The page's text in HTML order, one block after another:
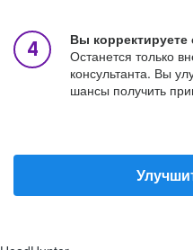
Вы
Останется только
консультанта. Вы
шансы получить